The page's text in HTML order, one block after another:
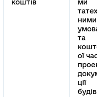
коштів
ми
ними
та
ої
ції